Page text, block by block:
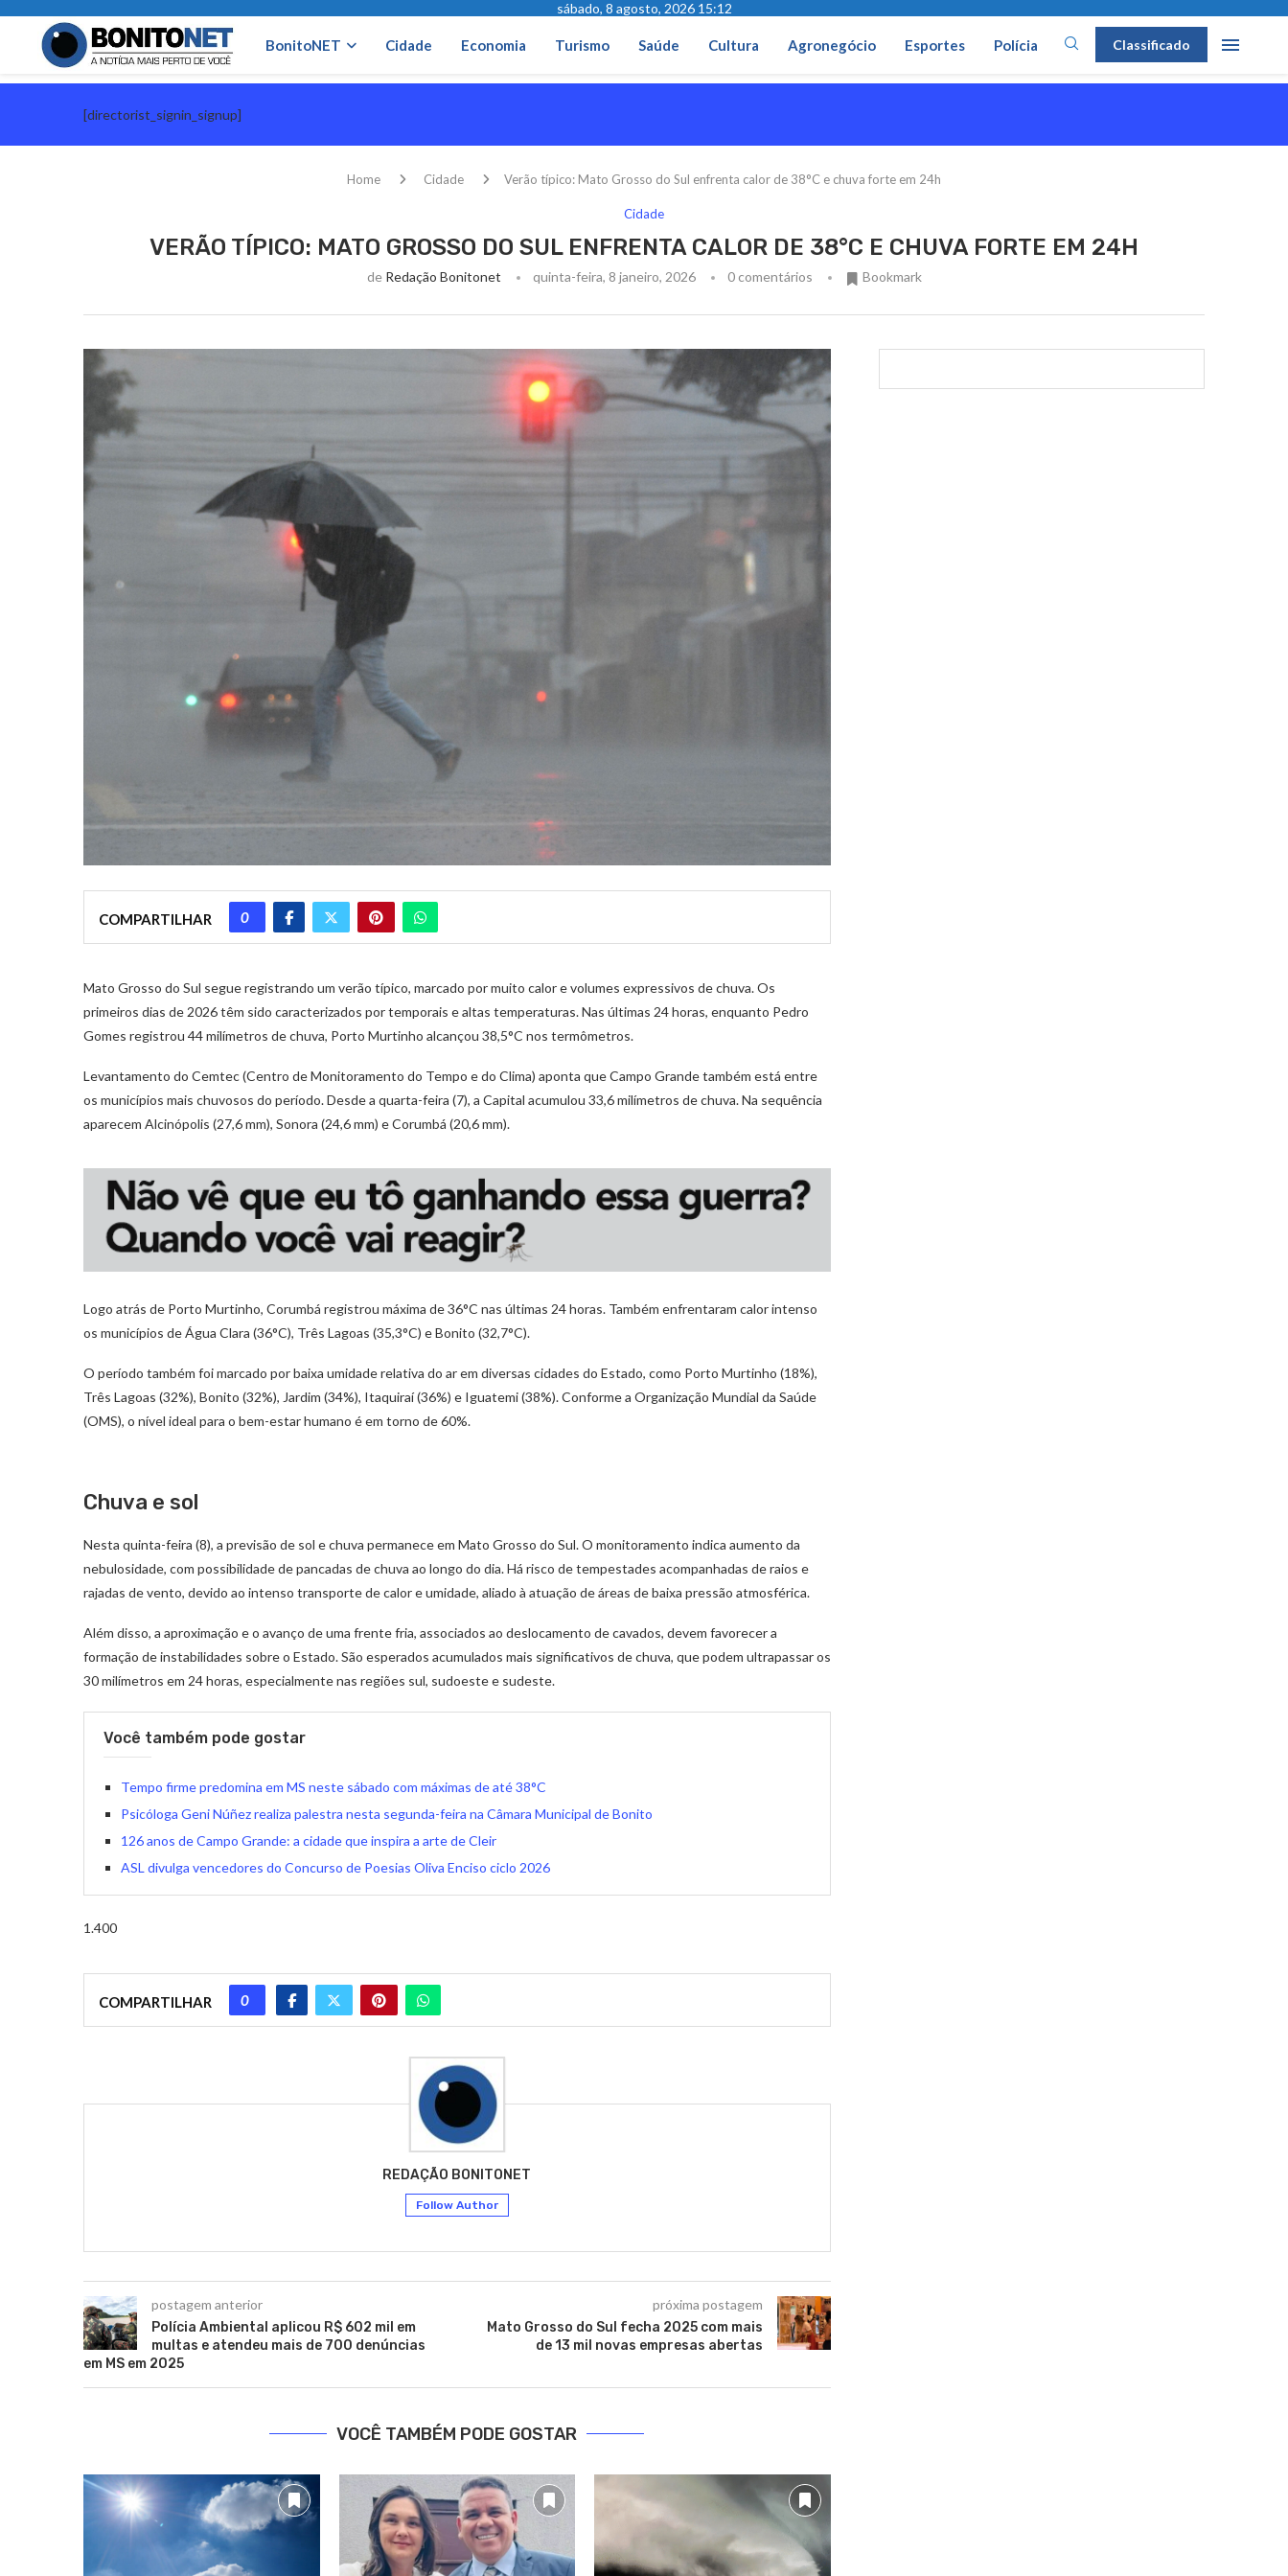
sábado, 8 agosto, 2026 15:12
BonitoNET Cidade Economia Turismo Saúde Cultura Agronegócio Esportes Polícia Classificado
[directorist_signin_signup]
Home Cidade Verão típico: Mato Grosso do Sul enfrenta calor de 38°C e chuva forte em 24h
Cidade
VERÃO TÍPICO: MATO GROSSO DO SUL ENFRENTA CALOR DE 38°C E CHUVA FORTE EM 24H
de Redação Bonitonet quinta-feira, 8 janeiro, 2026 0 comentários Bookmark
COMPARTILHAR 0
Mato Grosso do Sul segue registrando um verão típico, marcado por muito calor e volumes expressivos de chuva. Os
primeiros dias de 2026 têm sido caracterizados por temporais e altas temperaturas. Nas últimas 24 horas, enquanto Pedro
Gomes registrou 44 milímetros de chuva, Porto Murtinho alcançou 38,5°C nos termômetros.
Levantamento do Cemtec (Centro de Monitoramento do Tempo e do Clima) aponta que Campo Grande também está entre
os municípios mais chuvosos do período. Desde a quarta-feira (7), a Capital acumulou 33,6 milímetros de chuva. Na sequência
aparecem Alcinópolis (27,6 mm), Sonora (24,6 mm) e Corumbá (20,6 mm).
Logo atrás de Porto Murtinho, Corumbá registrou máxima de 36°C nas últimas 24 horas. Também enfrentaram calor intenso
os municípios de Água Clara (36°C), Três Lagoas (35,3°C) e Bonito (32,7°C).
O período também foi marcado por baixa umidade relativa do ar em diversas cidades do Estado, como Porto Murtinho (18%),
Três Lagoas (32%), Bonito (32%), Jardim (34%), Itaquiraí (36%) e Iguatemi (38%). Conforme a Organização Mundial da Saúde
(OMS), o nível ideal para o bem-estar humano é em torno de 60%.
Chuva e sol
Nesta quinta-feira (8), a previsão de sol e chuva permanece em Mato Grosso do Sul. O monitoramento indica aumento da
nebulosidade, com possibilidade de pancadas de chuva ao longo do dia. Há risco de tempestades acompanhadas de raios e
rajadas de vento, devido ao intenso transporte de calor e umidade, aliado à atuação de áreas de baixa pressão atmosférica.
Além disso, a aproximação e o avanço de uma frente fria, associados ao deslocamento de cavados, devem favorecer a
formação de instabilidades sobre o Estado. São esperados acumulados mais significativos de chuva, que podem ultrapassar os
30 milímetros em 24 horas, especialmente nas regiões sul, sudoeste e sudeste.
Você também pode gostar
Tempo firme predomina em MS neste sábado com máximas de até 38°C
Psicóloga Geni Núñez realiza palestra nesta segunda-feira na Câmara Municipal de Bonito
126 anos de Campo Grande: a cidade que inspira a arte de Cleir
ASL divulga vencedores do Concurso de Poesias Oliva Enciso ciclo 2026
1.400
COMPARTILHAR 0
REDAÇÃO BONITONET
Follow Author
postagem anterior
Polícia Ambiental aplicou R$ 602 mil em
multas e atendeu mais de 700 denúncias
em MS em 2025
próxima postagem
Mato Grosso do Sul fecha 2025 com mais
de 13 mil novas empresas abertas
VOCÊ TAMBÉM PODE GOSTAR